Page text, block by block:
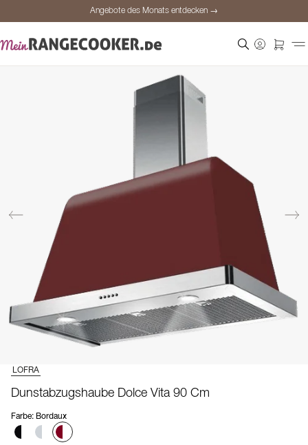
Angebote des Monats entdecken →
Preisgarantie
Persönliche Beratung
LOFRA
Dunstabzugshaube Dolce Vita 90 Cm
Farbe: Bordaux